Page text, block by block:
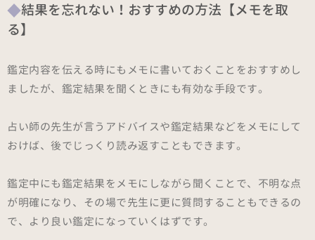
結果を忘れない！おすすめの方法【メモを取
る】
鑑定内容を伝える時にもメモに書いておくことをおすすめし
ましたが、鑑定結果を聞くときにも有効な手段です。
占い師の先生が言うアドバイスや鑑定結果などをメモにして
おけば、後でじっくり読み返すこともできます。
鑑定中にも鑑定結果をメモにしながら聞くことで、不明な点
が明確になり、その場で先生に更に質問することもできるの
で、より良い鑑定になっていくはずです。